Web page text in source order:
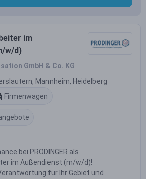
im
w/d)
GmbH & Co. KG
Mannheim, Heidelberg
Firmenwagen
bei PRODINGER als
im Außendienst (m/w/d)!
für Ihr Gebiet und